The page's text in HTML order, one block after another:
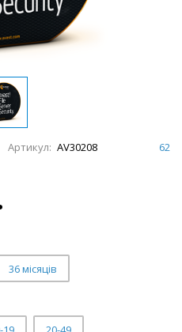
Артикул: AV30208 62
36 місяців